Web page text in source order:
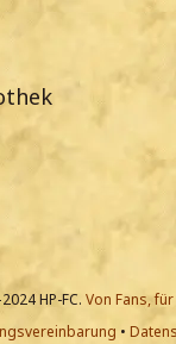
HP-FC. Von Fans,
•